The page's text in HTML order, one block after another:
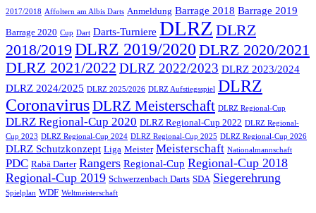
2017/2018 Affoltern am Albis Darts Anmeldung Barrage 2018 Barrage 2019
Barrage 2020 Cup Dart Darts-Turniere DLRZ DLRZ
2018/2019 DLRZ 2019/2020 DLRZ 2020/2021
DLRZ 2021/2022 DLRZ 2022/2023 DLRZ 2023/2024
DLRZ 2024/2025 DLRZ 2025/2026 DLRZ Aufstiegsspiel DLRZ
CoronavirusDLRZ Meisterschaft DLRZ Regional-Cup
DLRZ Regional-Cup 2020 DLRZ Regional-Cup 2022 DLRZ Regional-
Cup 2023 DLRZ Regional-Cup 2024 DLRZ Regional-Cup 2025 DLRZ Regional-Cup 2026
DLRZ Schutzkonzept Liga Meister Meisterschaft Nationalmannschaft
PDC Rabä Darter Rangers Regional-Cup Regional-Cup 2018
Regional-Cup 2019 Schwerzenbach Darts SDA Siegerehrung
Spielplan WDF Weltmeisterschaft